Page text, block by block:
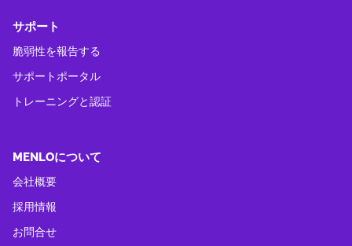
サポート
脆弱性を報告する
サポートポータル
トレーニングと認証
MENLOについて
会社概要
採用情報
お問合せ